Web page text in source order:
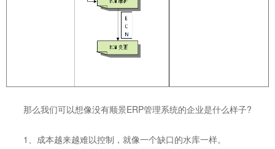
那么我们可以想像没有顺景ERP管理系统的企业是什么样子?
1、成本越来越难以控制，就像一个缺口的水库一样。